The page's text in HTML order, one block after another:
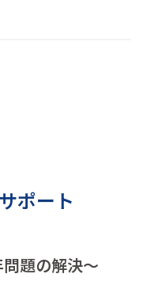
ポート
題の解決～